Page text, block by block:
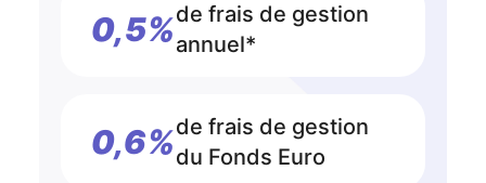
0,5%de frais de gestion
annuel*
0,6%de frais de gestion
du Fonds Euro